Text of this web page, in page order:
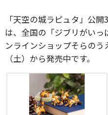
「天空の城ラピュタ」公
は、全国の「ジブリがい
ンラインショップそらのう
（土）から発売中です。